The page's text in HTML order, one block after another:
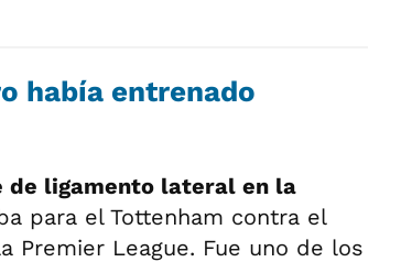
había entrenado
de ligamento lateral en la
para el Tottenham contra el
Premier League. Fue uno de los